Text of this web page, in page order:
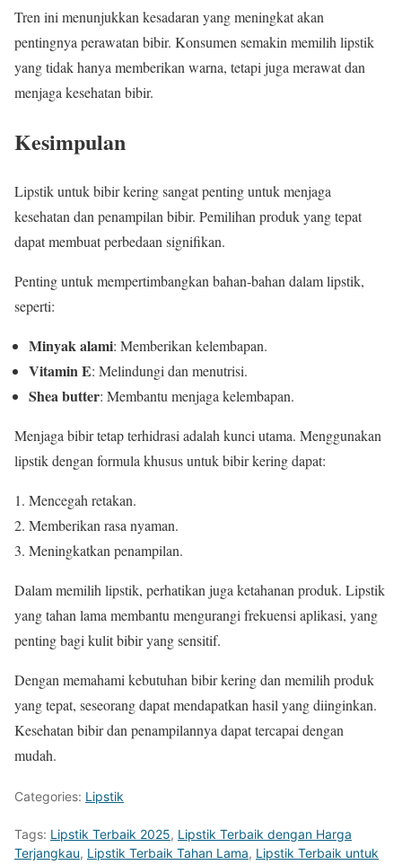
Tren ini menunjukkan kesadaran yang meningkat akan
pentingnya perawatan bibir. Konsumen semakin memilih lipstik
yang tidak hanya memberikan warna, tetapi juga merawat dan
menjaga kesehatan bibir.
Kesimpulan
Lipstik untuk bibir kering sangat penting untuk menjaga
kesehatan dan penampilan bibir. Pemilihan produk yang tepat
dapat membuat perbedaan signifikan.
Penting untuk mempertimbangkan bahan-bahan dalam lipstik,
seperti:
Minyak alami: Memberikan kelembapan.
Vitamin E: Melindungi dan menutrisi.
Shea butter: Membantu menjaga kelembapan.
Menjaga bibir tetap terhidrasi adalah kunci utama. Menggunakan
lipstik dengan formula khusus untuk bibir kering dapat:
Mencegah retakan.
Memberikan rasa nyaman.
Meningkatkan penampilan.
Dalam memilih lipstik, perhatikan juga ketahanan produk. Lipstik
yang tahan lama membantu mengurangi frekuensi aplikasi, yang
penting bagi kulit bibir yang sensitif.
Dengan memahami kebutuhan bibir kering dan memilih produk
yang tepat, seseorang dapat mendapatkan hasil yang diinginkan.
Kesehatan bibir dan penampilannya dapat tercapai dengan
mudah.
Categories: Lipstik
Tags: Lipstik Terbaik 2025, Lipstik Terbaik dengan Harga
Terjangkau, Lipstik Terbaik Tahan Lama, Lipstik Terbaik untuk